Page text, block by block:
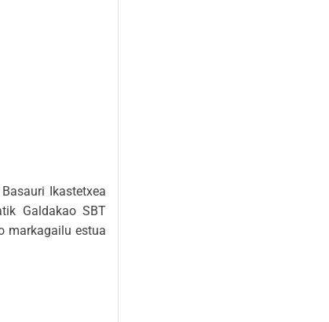
Ikastetxea
Galdakao SBT
markagailu estua